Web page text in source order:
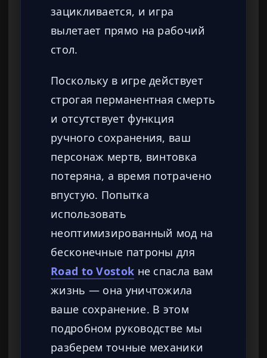
зацикливается, и игра
вылетает прямо на рабочий
стол.
Поскольку в игре действует
строгая перманентная смерть
и отсутствует функция
ручного сохранения, ваш
персонаж мертв, винтовка
потеряна, а время потрачено
впустую. Попытка
использовать
неоптимизированный мод на
бесконечные патроны для
Road to Vostok не спасла вам
жизнь — она уничтожила
ваше сохранение. В этом
подробном руководстве мы
разберем точные механики